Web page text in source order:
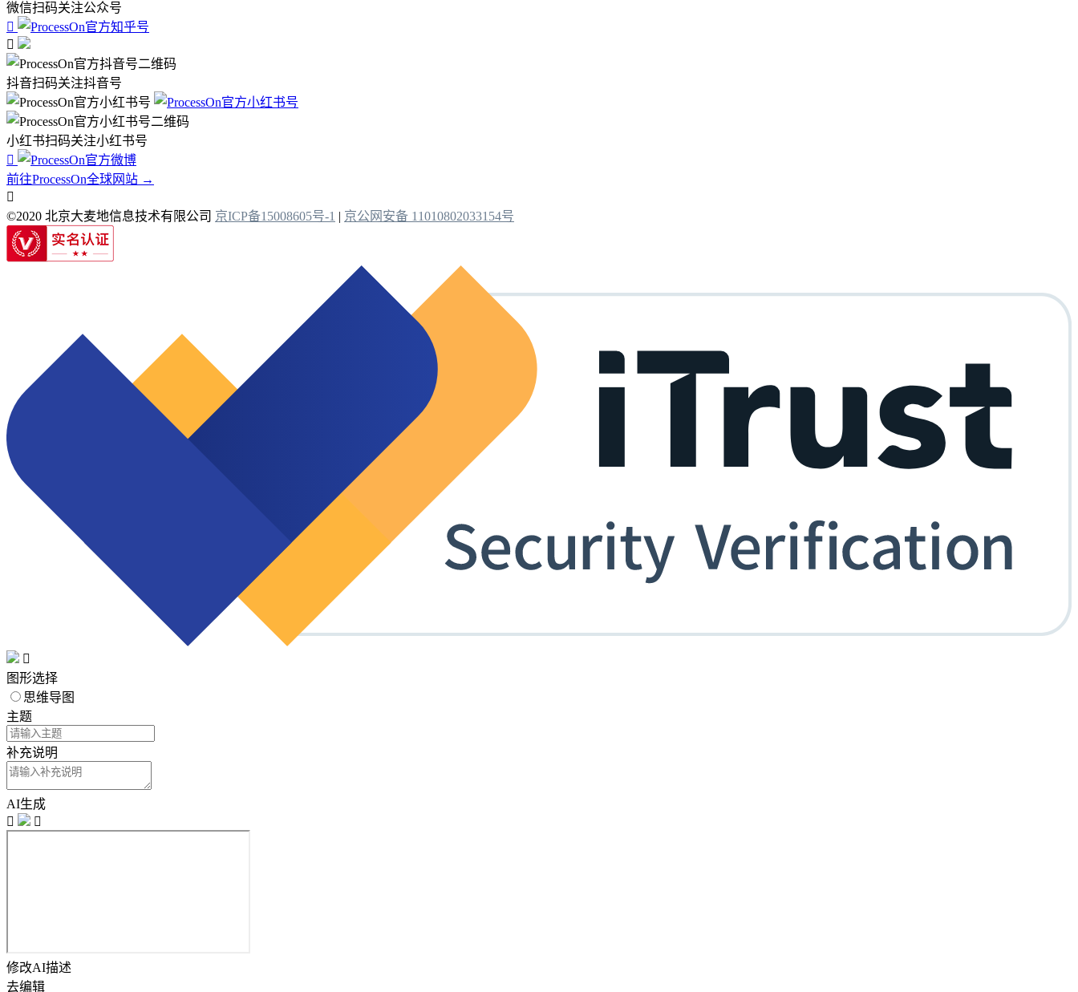
微信扫码关注公众号


抖音扫码关注抖音号
小红书扫码关注小红书号

前往ProcessOn全球网站 →

©2020 北京大麦地信息技术有限公司 京ICP备15008605号-1 | 京公网安备 11010802033154号

图形选择
思维导图
主题
补充说明
AI生成


修改AI描述
去编辑